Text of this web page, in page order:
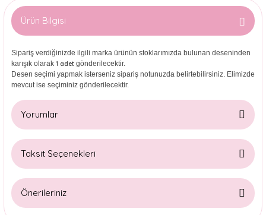
Ürün Bilgisi
Sipariş verdiğinizde ilgili marka ürünün stoklarımızda bulunan deseninden
karışık olarak 1 adet gönderilecektir.
Desen seçimi yapmak isterseniz sipariş notunuzda belirtebilirsiniz. Elimizde
mevcut ise seçiminiz gönderilecektir.
Yorumlar
Taksit Seçenekleri
Önerileriniz